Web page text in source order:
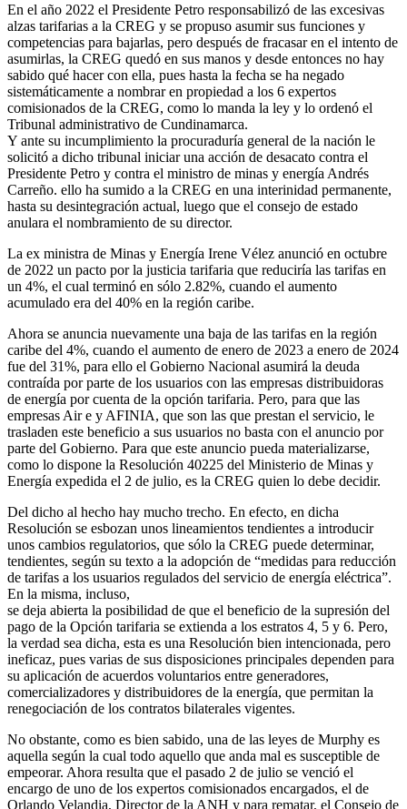
En el año 2022 el Presidente Petro responsabilizó de las excesivas
alzas tarifarias a la CREG y se propuso asumir sus funciones y
competencias para bajarlas, pero después de fracasar en el intento de
asumirlas, la CREG quedó en sus manos y desde entonces no hay
sabido qué hacer con ella, pues hasta la fecha se ha negado
sistemáticamente a nombrar en propiedad a los 6 expertos
comisionados de la CREG, como lo manda la ley y lo ordenó el
Tribunal administrativo de Cundinamarca.
Y ante su incumplimiento la procuraduría general de la nación le
solicitó a dicho tribunal iniciar una acción de desacato contra el
Presidente Petro y contra el ministro de minas y energía Andrés
Carreño. ello ha sumido a la CREG en una interinidad permanente,
hasta su desintegración actual, luego que el consejo de estado
anulara el nombramiento de su director.
La ex ministra de Minas y Energía Irene Vélez anunció en octubre
de 2022 un pacto por la justicia tarifaria que reduciría las tarifas en
un 4%, el cual terminó en sólo 2.82%, cuando el aumento
acumulado era del 40% en la región caribe.
Ahora se anuncia nuevamente una baja de las tarifas en la región
caribe del 4%, cuando el aumento de enero de 2023 a enero de 2024
fue del 31%, para ello el Gobierno Nacional asumirá la deuda
contraída por parte de los usuarios con las empresas distribuidoras
de energía por cuenta de la opción tarifaria. Pero, para que las
empresas Air e y AFINIA, que son las que prestan el servicio, le
trasladen este beneficio a sus usuarios no basta con el anuncio por
parte del Gobierno. Para que este anuncio pueda materializarse,
como lo dispone la Resolución 40225 del Ministerio de Minas y
Energía expedida el 2 de julio, es la CREG quien lo debe decidir.
Del dicho al hecho hay mucho trecho. En efecto, en dicha
Resolución se esbozan unos lineamientos tendientes a introducir
unos cambios regulatorios, que sólo la CREG puede determinar,
tendientes, según su texto a la adopción de “medidas para reducción
de tarifas a los usuarios regulados del servicio de energía eléctrica”.
En la misma, incluso,
se deja abierta la posibilidad de que el beneficio de la supresión del
pago de la Opción tarifaria se extienda a los estratos 4, 5 y 6. Pero,
la verdad sea dicha, esta es una Resolución bien intencionada, pero
ineficaz, pues varias de sus disposiciones principales dependen para
su aplicación de acuerdos voluntarios entre generadores,
comercializadores y distribuidores de la energía, que permitan la
renegociación de los contratos bilaterales vigentes.
No obstante, como es bien sabido, una de las leyes de Murphy es
aquella según la cual todo aquello que anda mal es susceptible de
empeorar. Ahora resulta que el pasado 2 de julio se venció el
encargo de uno de los expertos comisionados encargados, el de
Orlando Velandia, Director de la ANH y para rematar, el Consejo de